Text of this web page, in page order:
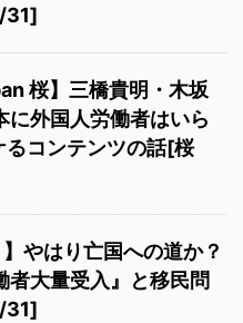
31]
桜】三橋貴明・木坂
に外国人労働者はいら
るコンテンツの話[桜
やはり亡国への道か？
者大量受入』と移民問
31]